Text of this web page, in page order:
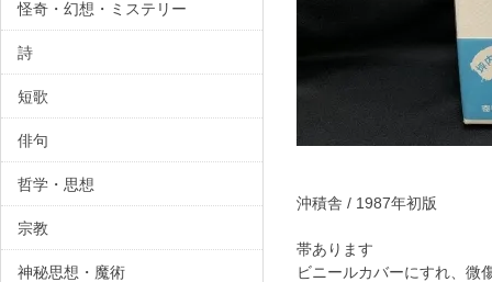
沖積舎 / 1987年初版
帯あります
ビニールカバーにすれ、
怪奇・幻想・ミステリー
詩
短歌
俳句
哲学・思想
宗教
神秘思想・魔術